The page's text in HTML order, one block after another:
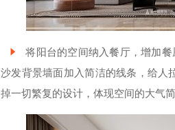
将阳台的空间纳入餐厅，增加
沙发背景墙面加入简洁的线条，给人
掉一切繁复的设计，体现空间的大气简